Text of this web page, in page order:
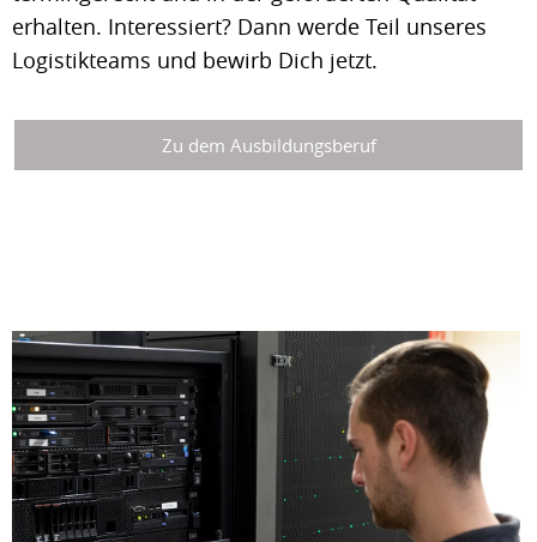
erhalten. Interessiert? Dann werde Teil unseres
Logistikteams und bewirb Dich jetzt.
Zu dem Ausbildungsberuf